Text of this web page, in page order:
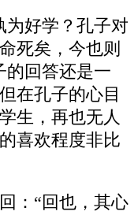
为好学？孔子对
死矣，今也则
的回答还是一
在孔子的心目
生，再也无人
喜欢程度非比
：“回也，其心